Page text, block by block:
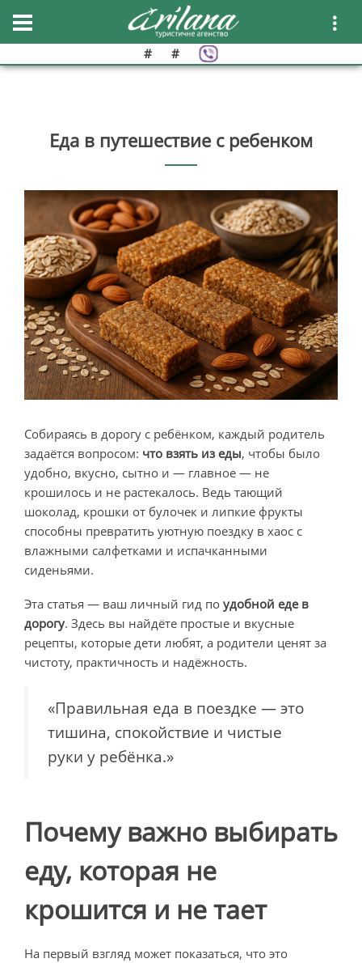
# #
Еда в путешествие с ребенком
Собираясь в дорогу с ребёнком, каждый родитель
задаётся вопросом: что взять из еды, чтобы было
удобно, вкусно, сытно и — главное — не
крошилось и не растекалось. Ведь тающий
шоколад, крошки от булочек и липкие фрукты
способны превратить уютную поездку в хаос с
влажными салфетками и испачканными
сиденьями.
Эта статья — ваш личный гид по удобной еде в
дорогу. Здесь вы найдёте простые и вкусные
рецепты, которые дети любят, а родители ценят за
чистоту, практичность и надёжность.
«Правильная еда в поездке — это
тишина, спокойствие и чистые
руки у ребёнка.»
Почему важно выбирать
еду, которая не
крошится и не тает
На первый взгляд может показаться, что это